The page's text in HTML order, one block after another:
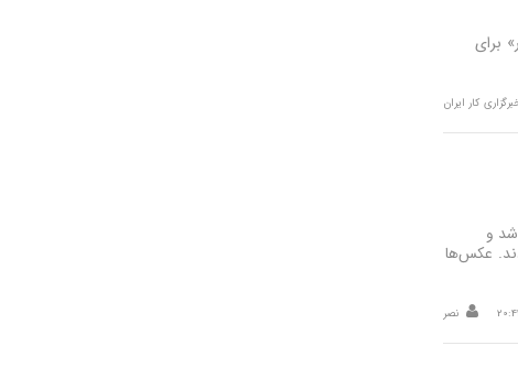
برای
کار ایران
شد و
عکس‌ها
نصر